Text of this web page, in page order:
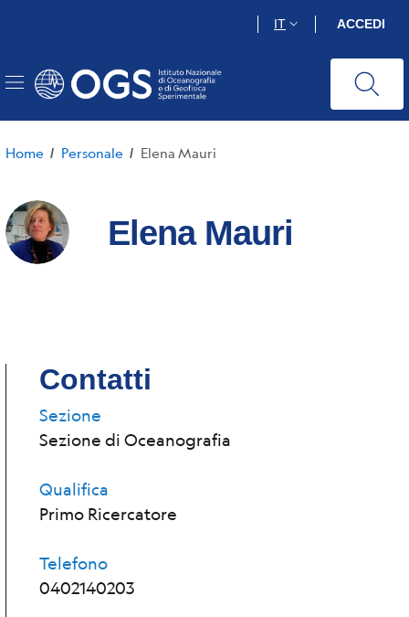
principale
IT ACCEDI
Home / Personale / Elena Mauri
Elena Mauri
Contatti
Sezione
Sezione di Oceanografia
Qualifica
Primo Ricercatore
Telefono
0402140203